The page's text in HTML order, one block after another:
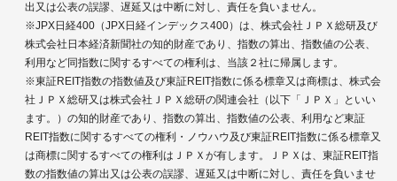
出又は公表の誤謬、遅延又は中断に対し、責任を負いません。
※JPX日経400（JPX日経インデックス400）は、株式会社ＪＰＸ総研及び
株式会社日本経済新聞社の知的財産であり、指数の算出、指数値の公表、
利用など同指数に関するすべての権利は、当該２社に帰属します。
※東証REIT指数の指数値及び東証REIT指数に係る標章又は商標は、株式会
社ＪＰＸ総研又は株式会社ＪＰＸ総研の関連会社（以下「ＪＰＸ」といい
ます。）の知的財産であり、指数の算出、指数値の公表、利用など東証
REIT指数に関するすべての権利・ノウハウ及び東証REIT指数に係る標章又
は商標に関するすべての権利はＪＰＸが有します。ＪＰＸは、東証REIT指
数の指数値の算出又は公表の誤謬、遅延又は中断に対し、責任を負いませ